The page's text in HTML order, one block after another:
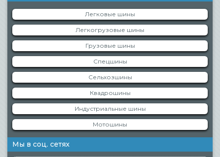
Легковые шины
Легкогрузовые шины
Грузовые шины
Спецшины
Сельхозшины
Квадрошины
Индустриальные шины
Мотошины
Мы в соц. сетях